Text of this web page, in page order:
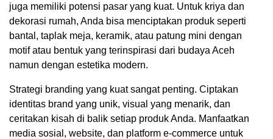
juga memiliki potensi pasar yang kuat. Untuk kriya dan
dekorasi rumah, Anda bisa menciptakan produk seperti
bantal, taplak meja, keramik, atau patung mini dengan
motif atau bentuk yang terinspirasi dari budaya Aceh
namun dengan estetika modern.
Strategi branding yang kuat sangat penting. Ciptakan
identitas brand yang unik, visual yang menarik, dan
ceritakan kisah di balik setiap produk Anda. Manfaatkan
media sosial, website, dan platform e-commerce untuk